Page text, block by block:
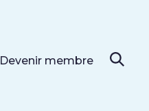
Devenir membre